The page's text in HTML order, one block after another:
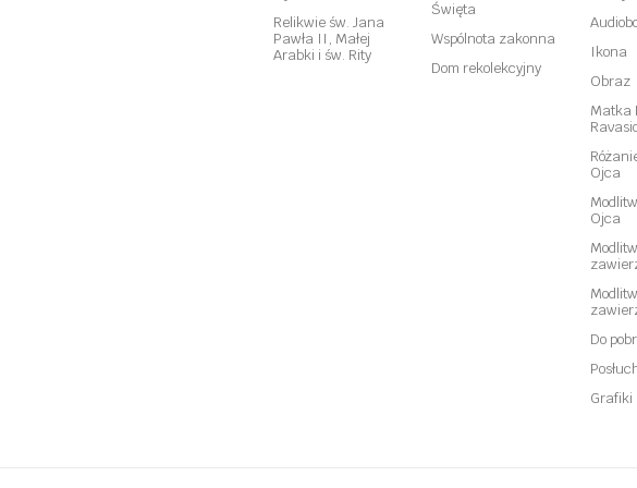
Relikwie św. Jana
Pawła II, Małej
Arabki i św. Rity
Święta
Wspólnota zakonna
Dom rekolekcyjny
Ikona
Obraz
Matka
Ojca
Ojca
Do
Grafiki